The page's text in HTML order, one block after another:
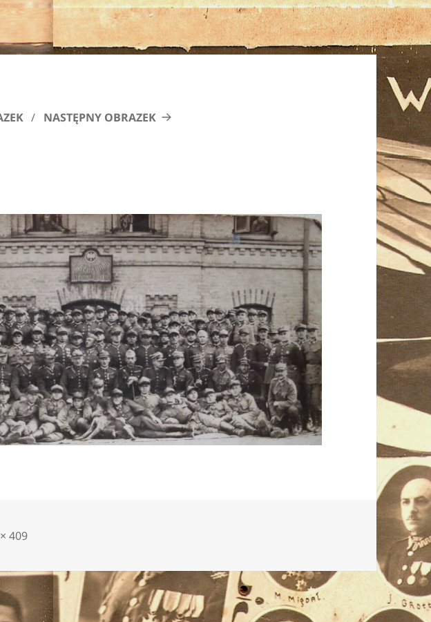
NASTĘPNY OBRAZEK
409